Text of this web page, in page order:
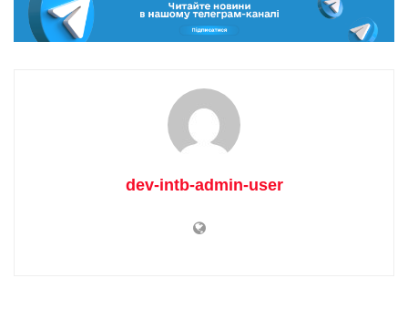
dev-intb-admin-user